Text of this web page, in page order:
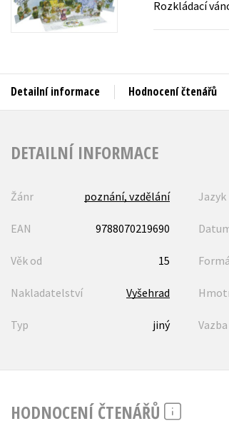
Auto - moto
Beletrie pro děti
Byznys a ekonomie
Rozkládací
Detailní informace Hodnocení čtenářů
DETAILNÍ INFORMACE
Žánr poznání, vzdělání Jazyk
EAN 9788070219690
Věk od 15
Nakladatelství Vyšehrad
Typ jiný Vazba
HODNOCENÍ ČTENÁŘŮ